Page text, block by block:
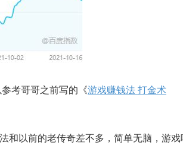
考哥哥之前写的《游戏赚钱法 打金术
和以前的老传奇差不多，简单无脑，游